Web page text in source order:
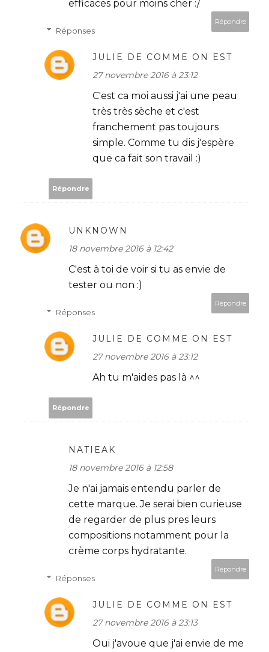
efficaces pour moins cher :/
Répondre
Réponses
JULIE DE COMME ON EST
27 novembre 2016 à 23:12
C'est ca moi aussi j'ai une peau
très très sèche et c'est
franchement pas toujours
simple. Comme tu dis j'espère
que ca fait son travail :)
Répondre
UNKNOWN
18 novembre 2016 à 12:42
C'est à toi de voir si tu as envie de
tester ou non :)
Répondre
Réponses
JULIE DE COMME ON EST
27 novembre 2016 à 23:12
Ah tu m'aides pas là ^^
Répondre
NATIEAK
18 novembre 2016 à 12:58
Je n'ai jamais entendu parler de
cette marque. Je serai bien curieuse
de regarder de plus pres leurs
compositions notamment pour la
crème corps hydratante.
Répondre
Réponses
JULIE DE COMME ON EST
27 novembre 2016 à 23:13
Oui j'avoue que j'ai envie de me